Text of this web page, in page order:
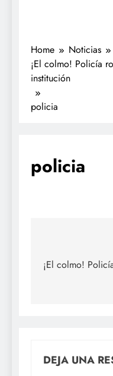
Home
Noticias
¡El colmo! Policía
institución
policia
policia
de
¡El colmo!
DEJA UNA